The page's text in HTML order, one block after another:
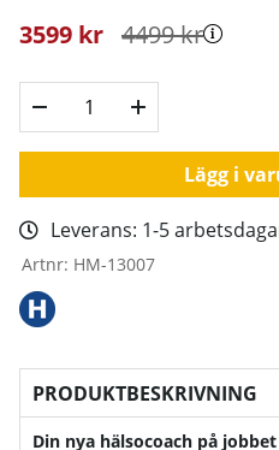
4499kr
3599 kr
Lägg i
Leverans: 1-5
Artnr: HM-13007
PRODUKTBESKRIVNING
Din nya hälsocoach på jobbet